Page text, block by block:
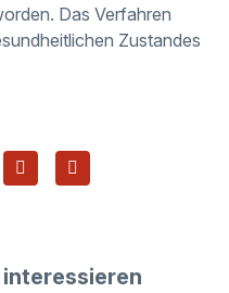
Das Verfahren
Zustandes